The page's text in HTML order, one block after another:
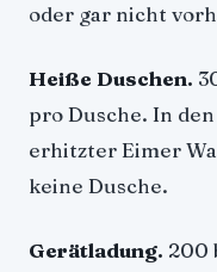
oder gar nicht
Heiße Duschen.
pro Dusche. In
erhitzter Eimer
keine Dusche.
Gerätladung. 200